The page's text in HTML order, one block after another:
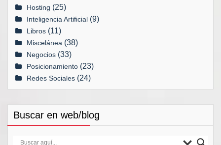
Hosting (25)
Inteligencia Artificial (9)
Libros (11)
Miscelánea (38)
Negocios (33)
Posicionamiento (23)
Redes Sociales (24)
Buscar en web/blog